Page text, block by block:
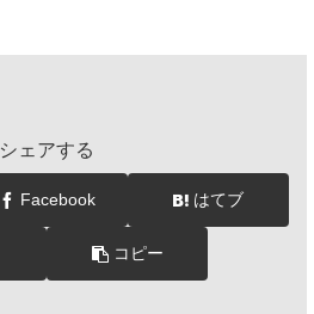
シェアする
Facebook はてブ
コピー